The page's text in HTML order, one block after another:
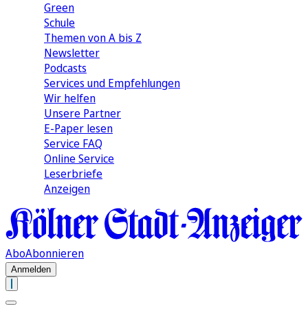
Green
Schule
Themen von A bis Z
Newsletter
Podcasts
Services und Empfehlungen
Wir helfen
Unsere Partner
E-Paper lesen
Service FAQ
Online Service
Leserbriefe
Anzeigen
AboAbonnieren
Anmelden